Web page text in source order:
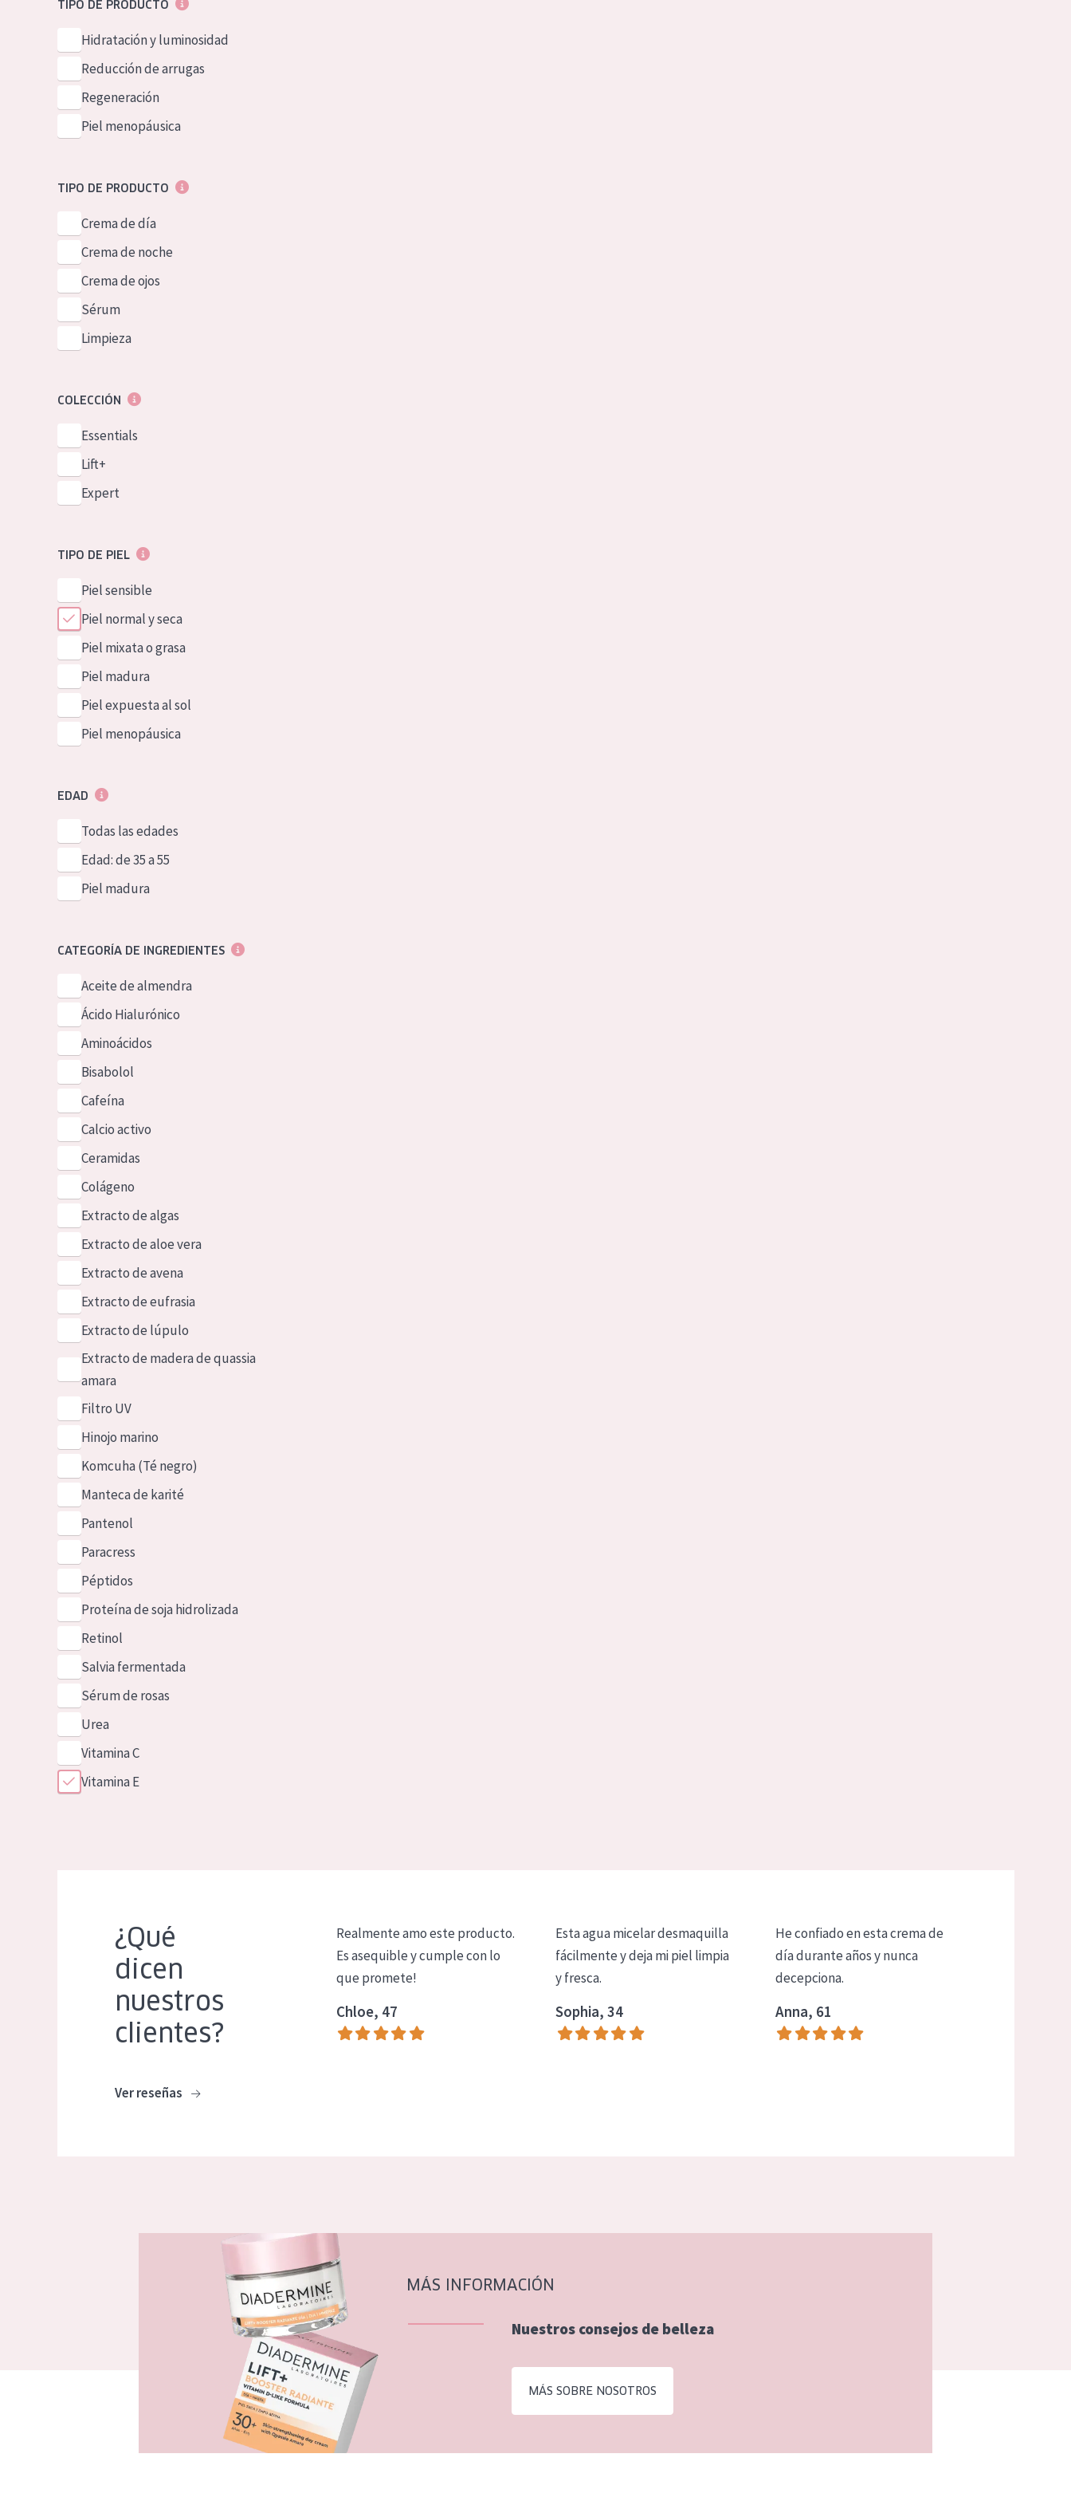
Spanish
Greek
TIPO DE PRODUCTO
Hidratación y luminosidad
Reducción de arrugas
Regeneración
Piel menopáusica
TIPO DE PRODUCTO
Crema de día
Crema de noche
Crema de ojos
Sérum
Limpieza
COLECCIÓN
Essentials
Lift+
Expert
TIPO DE PIEL
Piel sensible
Piel normal y seca
Piel mixata o grasa
Piel madura
Piel expuesta al sol
Piel menopáusica
EDAD
Todas las edades
Edad: de 35 a 55
Piel madura
CATEGORÍA DE INGREDIENTES
Aceite de almendra
Ácido Hialurónico
Aminoácidos
Bisabolol
Cafeína
Calcio activo
Ceramidas
Colágeno
Extracto de algas
Extracto de aloe vera
Extracto de avena
Extracto de eufrasia
Extracto de lúpulo
Extracto de madera de quassia
amara
Filtro UV
Hinojo marino
Komcuha (Té negro)
Manteca de karité
Pantenol
Paracress
Péptidos
Proteína de soja hidrolizada
Retinol
Salvia fermentada
Sérum de rosas
Urea
Vitamina C
Vitamina E
¿Qué
dicen
nuestros
clientes?
Ver reseñas
Realmente amo este producto.
Es asequible y cumple con lo
que promete!
Chloe, 47
Esta agua micelar desmaquilla
fácilmente y deja mi piel limpia
y fresca.
Sophia, 34
He confiado en esta crema de
día durante años y nunca
decepciona.
Anna, 61
MÁS INFORMACIÓN
Nuestros consejos de belleza
MÁS SOBRE NOSOTROS